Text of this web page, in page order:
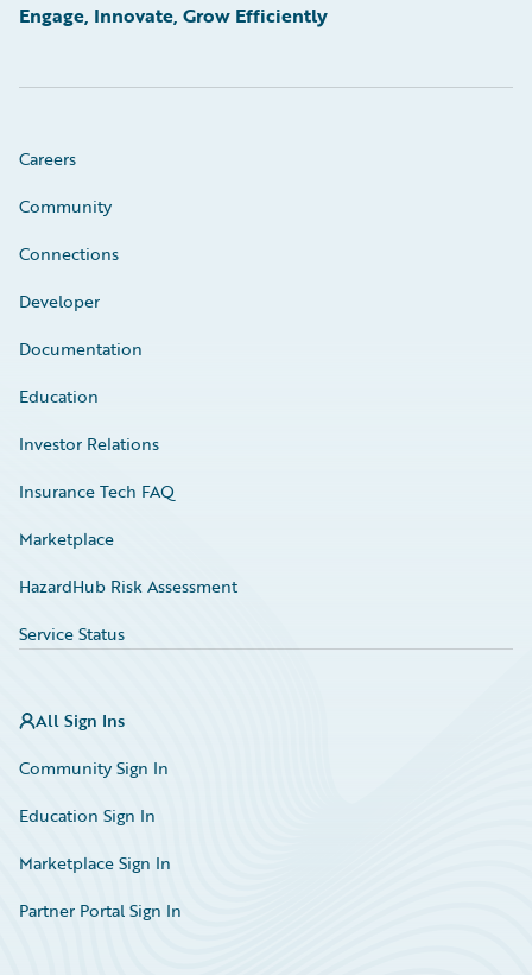
Engage, Innovate, Grow Efficiently
Careers
Community
Connections
Developer
Documentation
Education
Investor Relations
Insurance Tech FAQ
Marketplace
HazardHub Risk Assessment
Service Status
All Sign Ins
Community Sign In
Education Sign In
Marketplace Sign In
Partner Portal Sign In